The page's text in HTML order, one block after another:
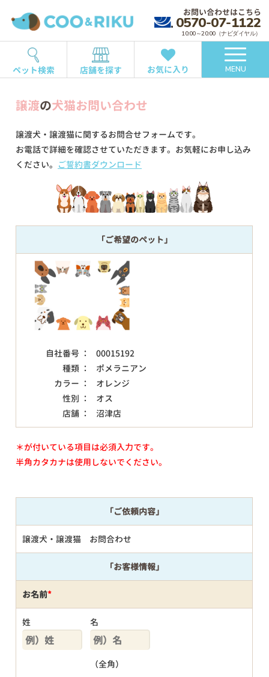
お問い合わせはこちら
0570-07-1122
10:00～20:00（ナビダイヤル）
ペット検索 店舗を探す お気に入り MENU
譲渡の犬猫お問い合わせ
譲渡犬・譲渡猫に関するお問合せフォームです。
お電話で詳細を確認させていただきます。お気軽にお申し込み
ください。 ご誓約書ダウンロード
「ご希望のペット」
自社番号 ：
00015192
種類 ：
ポメラニアン
カラー ：
オレンジ
性別 ：
オス
店舗 ：
沼津店
＊が付いている項目は必須入力です。
半角カタカナは使用しないでください。
「ご依頼内容」
譲渡犬・譲渡猫 お問合わせ
「お客様情報」
お名前*
姓 名
（全角）